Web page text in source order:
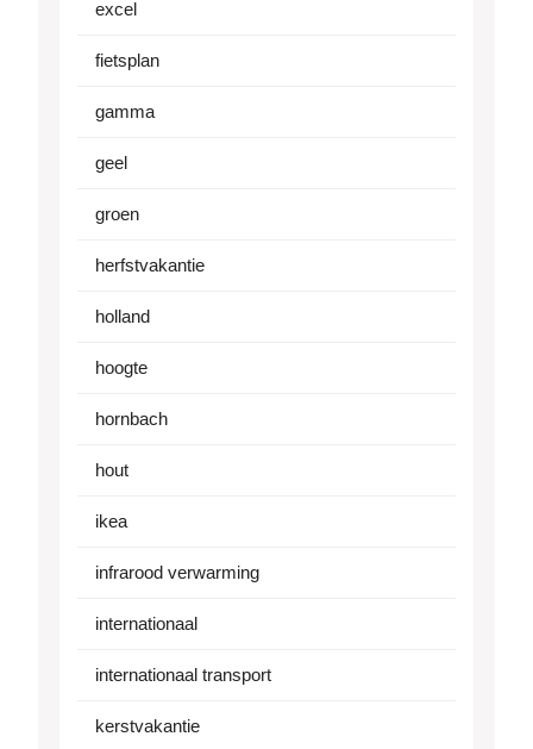
excel
fietsplan
gamma
geel
groen
herfstvakantie
holland
hoogte
hornbach
hout
ikea
infrarood verwarming
internationaal
internationaal transport
kerstvakantie